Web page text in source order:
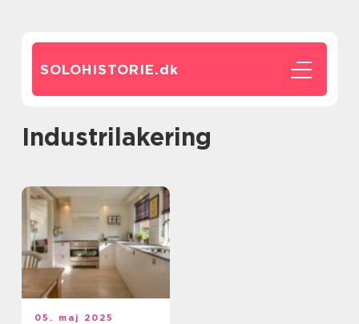
SOLOHISTORIE.dk
industrilakering
05. maj 2025